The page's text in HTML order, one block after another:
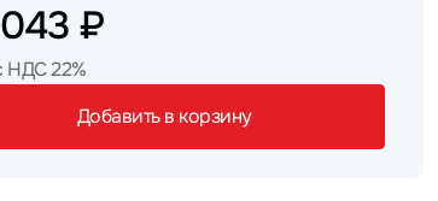
₽
НДС 22%
Добавить в корзину